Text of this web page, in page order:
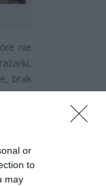
or
to
may
nie
brak